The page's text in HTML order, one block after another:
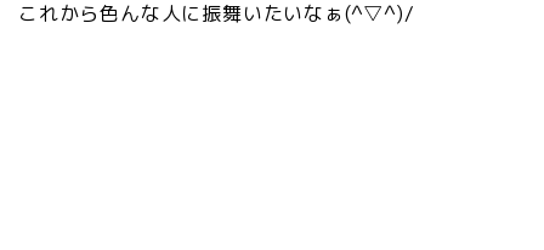
これから色んな人に振舞いたいなぁ(^▽^)/